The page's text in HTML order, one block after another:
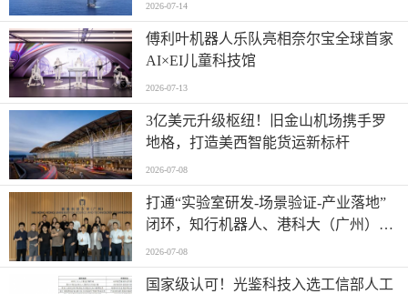
2026-07-14
傅利叶机器人乐队亮相奈尔宝全球首家
AI×EI儿童科技馆
2026-07-13
​3亿美元升级枢纽！旧金山机场携手罗
地格，打造美西智能货运新标杆
2026-07-08
打通“实验室研发-场景验证-产业落地”
闭环，知行机器人、港科大（广州）、
北京粤电三方联合解锁城市服务机器人
规模化应用
2026-07-08
国家级认可！光鉴科技入选工信部人工